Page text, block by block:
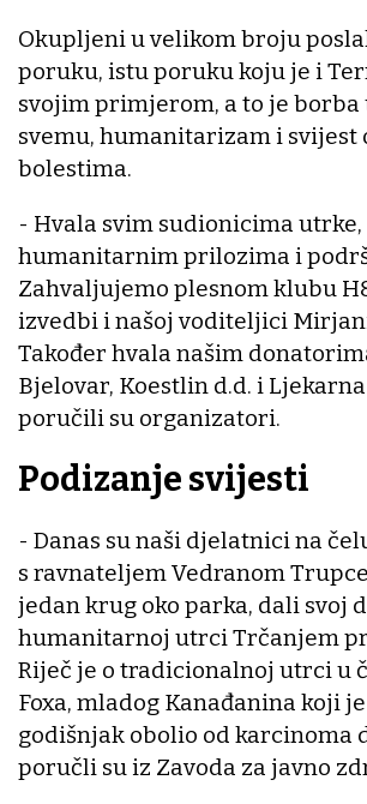
Okupljeni u velikom broju
poruku, istu poruku koju je i
svojim primjerom, a to je borba
svemu, humanitarizam i svijest
bolestima.
- Hvala svim sudionicima
humanitarnim prilozima i
Zahvaljujemo plesnom klubu
izvedbi i našoj voditeljici
Također hvala našim
Bjelovar, Koestlin d.d. i Ljekarna
poručili su organizatori.
Podizanje svijesti
- Danas su naši djelatnici na
s ravnateljem Vedranom
jedan krug oko parka, dali svoj
humanitarnoj utrci Trčanjem
Riječ je o tradicionalnoj utrci u
Foxa, mladog Kanađanina koji je
godišnjak obolio od karcinoma
poručli su iz Zavoda za javno